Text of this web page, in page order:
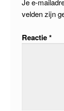
velden zijn
Reactie*